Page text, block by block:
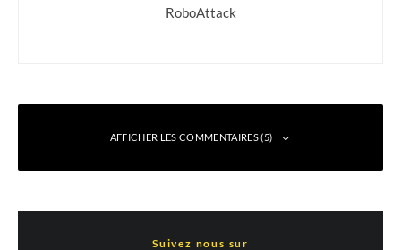
RoboAttack
AFFICHER LES COMMENTAIRES (5)
17 novembre 2015 à 22 h 48 min
Suivez nous sur